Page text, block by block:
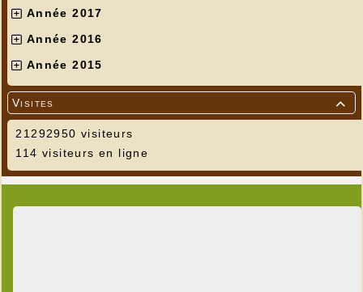
Année 2017
Année 2016
Année 2015

Visites
21292950 visiteurs
114 visiteurs en ligne